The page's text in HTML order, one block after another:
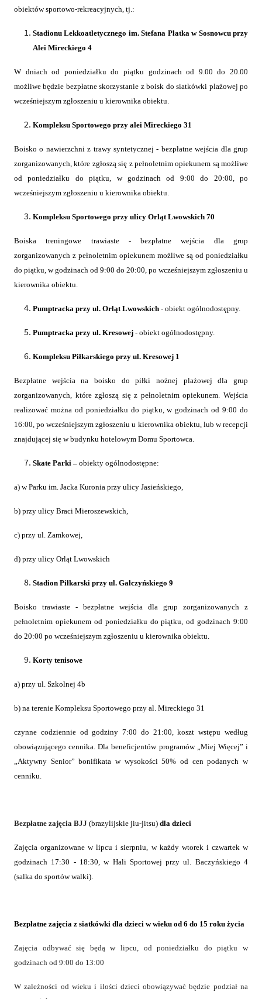
obiektów sportowo-rekreacyjnych, tj.:
Stadionu Lekkoatletycznego im. Stefana Płatka w Sosnowcu przy
Alei Mireckiego 4
W dniach od poniedziałku do piątku godzinach od 9.00 do 20.00
możliwe będzie bezpłatne skorzystanie z boisk do siatkówki plażowej po
wcześniejszym zgłoszeniu u kierownika obiektu.
Kompleksu Sportowego przy alei Mireckiego 31
Boisko o nawierzchni z trawy syntetycznej - bezpłatne wejścia dla grup
zorganizowanych, które zgłoszą się z pełnoletnim opiekunem są możliwe
od poniedziałku do piątku, w godzinach od 9:00 do 20:00, po
wcześniejszym zgłoszeniu u kierownika obiektu.
Kompleksu Sportowego przy ulicy Orląt Lwowskich 70
Boiska treningowe trawiaste - bezpłatne wejścia dla grup
zorganizowanych z pełnoletnim opiekunem możliwe są od poniedziałku
do piątku, w godzinach od 9:00 do 20:00, po wcześniejszym zgłoszeniu u
kierownika obiektu.
Pumptracka przy ul. Orląt Lwowskich - obiekt ogólnodostępny.
Pumptracka przy ul. Kresowej - obiekt ogólnodostępny.
Kompleksu Piłkarskiego przy ul. Kresowej 1
Bezpłatne wejścia na boisko do piłki nożnej plażowej dla grup
zorganizowanych, które zgłoszą się z pełnoletnim opiekunem. Wejścia
realizować można od poniedziałku do piątku, w godzinach od 9:00 do
16:00, po wcześniejszym zgłoszeniu u kierownika obiektu, lub w recepcji
znajdującej się w budynku hotelowym Domu Sportowca.
Skate Parki – obiekty ogólnodostępne:
a) w Parku im. Jacka Kuronia przy ulicy Jasieńskiego,
b) przy ulicy Braci Mieroszewskich,
c) przy ul. Zamkowej,
d) przy ulicy Orląt Lwowskich
Stadion Piłkarski przy ul. Gałczyńskiego 9
Boisko trawiaste - bezpłatne wejścia dla grup zorganizowanych z
pełnoletnim opiekunem od poniedziałku do piątku, od godzinach 9:00
do 20:00 po wcześniejszym zgłoszeniu u kierownika obiektu.
Korty tenisowe
a) przy ul. Szkolnej 4b
b) na terenie Kompleksu Sportowego przy al. Mireckiego 31
czynne codziennie od godziny 7:00 do 21:00, koszt wstępu według
obowiązującego cennika. Dla beneficjentów programów „Miej Więcej” i
„Aktywny Senior” bonifikata w wysokości 50% od cen podanych w
cenniku.
Bezpłatne zajęcia BJJ (brazylijskie jiu-jitsu) dla dzieci
Zajęcia organizowanew lipcu i sierpniu, w każdy wtorek i czwartek w
godzinach 17:30 - 18:30, w Hali Sportowej przy ul. Baczyńskiego 4
(salka do sportów walki).
Bezpłatne zajęcia z siatkówki dla dzieci w wieku od 6 do 15 roku życia
Zajęcia odbywać się będą w lipcu, od poniedziałku do piątku w
godzinach od 9:00 do 13:00
W zależności od wieku i ilości dzieci obowiązywać będzie podział na